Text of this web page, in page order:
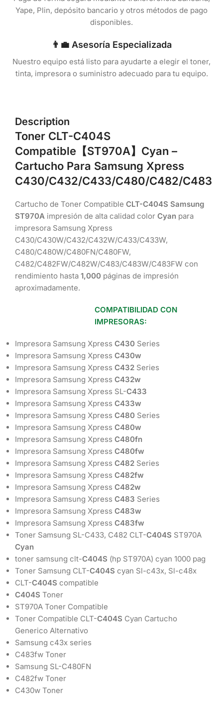
Yape, Plin, depósito bancario y otros métodos de pago
disponibles.
👨‍💼 Asesoría Especializada
Nuestro equipo está listo para ayudarte a elegir el toner,
tinta, impresora o suministro adecuado para tu equipo.
Description
Toner CLT-C404S
Compatible 【ST970A】 Cyan –
Cartucho Para Samsung Xpress
C430/C432/C433/C480/C482/C483
Cartucho de Toner Compatible CLT-C404S Samsung
ST970A impresión de alta calidad color Cyan para
impresora Samsung Xpress
C430/C430W/C432/C432W/C433/C433W,
C480/C480W/C480FN/C480FW,
C482/C482FW/C482W/C483/C483W/C483FW con
rendimiento hasta 1,000 páginas de impresión
aproximadamente.
COMPATIBILIDAD CON
IMPRESORAS:
Impresora Samsung Xpress C430 Series
Impresora Samsung Xpress C430w
Impresora Samsung Xpress C432 Series
Impresora Samsung Xpress C432w
Impresora Samsung Xpress SL-C433
Impresora Samsung Xpress C433w
Impresora Samsung Xpress C480 Series
Impresora Samsung Xpress C480w
Impresora Samsung Xpress C480fn
Impresora Samsung Xpress C480fw
Impresora Samsung Xpress C482 Series
Impresora Samsung Xpress C482fw
Impresora Samsung Xpress C482w
Impresora Samsung Xpress C483 Series
Impresora Samsung Xpress C483w
Impresora Samsung Xpress C483fw
Toner Samsung SL-C433, C482 CLT-C404S ST970A
Cyan
toner samsung clt-C404S (hp ST970A) cyan 1000 pag
Toner Samsung CLT-C404S cyan Sl-c43x, Sl-c48x
CLT-C404S compatible
C404S Toner
ST970A Toner Compatible
Toner Compatible CLT-C404S Cyan Cartucho
Generico Alternativo
Samsung c43x series
C483fw Toner
Samsung SL-C480FN
C482fw Toner
C430w Toner